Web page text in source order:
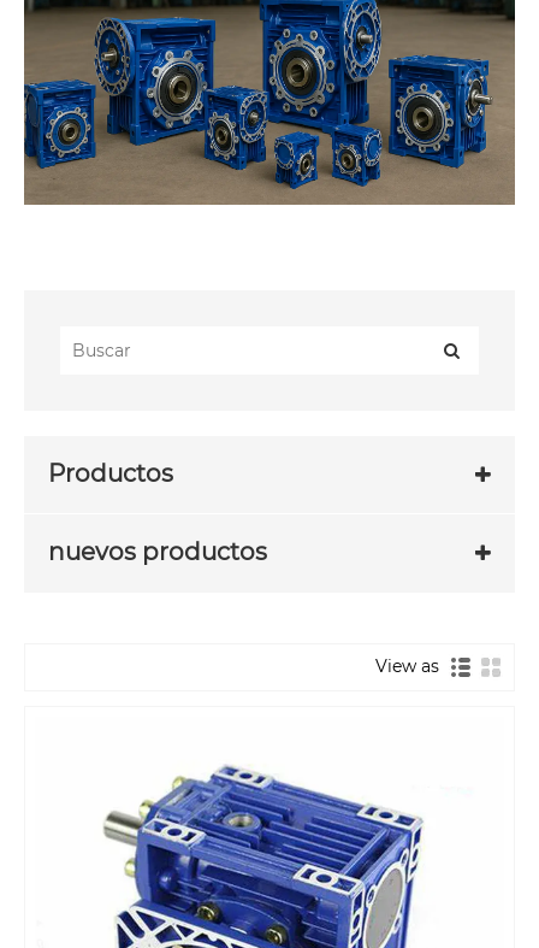
Productos
nuevos productos
View as